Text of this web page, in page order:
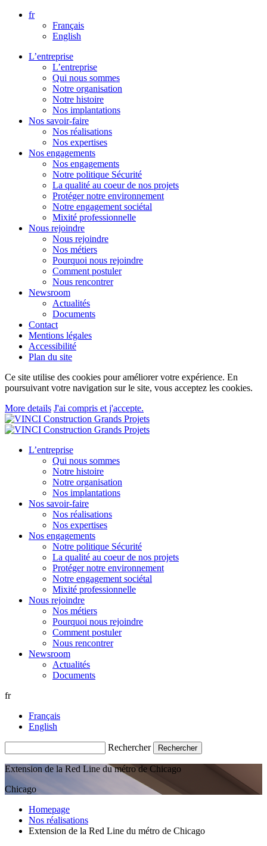
Aller
directement
fr
Français
English
L’entreprise
L’entreprise
Qui nous sommes
Notre organisation
Notre histoire
Nos implantations
Nos savoir-faire
Nos réalisations
Nos expertises
Nos engagements
Nos engagements
Notre politique Sécurité
La qualité au coeur de nos projets
Protéger notre environnement
Notre engagement sociétal
Mixité professionnelle
Nous rejoindre
Nous rejoindre
Nos métiers
Pourquoi nous rejoindre
Comment postuler
Nous rencontrer
Newsroom
Actualités
Documents
Contact
Mentions légales
Accessibilité
Plan du site
Ce site utilise des cookies pour améliorer votre expérience. En
poursuivant votre navigation sur le site, vous acceptez les cookies.
More details J'ai compris et j'accepte.
L’entreprise
Qui nous sommes
Notre histoire
Notre organisation
Nos implantations
Nos savoir-faire
Nos réalisations
Nos expertises
Nos engagements
Notre politique Sécurité
La qualité au coeur de nos projets
Protéger notre environnement
Notre engagement sociétal
Mixité professionnelle
Nous rejoindre
Nos métiers
Pourquoi nous rejoindre
Comment postuler
Nous rencontrer
Newsroom
Actualités
Documents
fr
Français
English
Rechercher
Extension de la Red Line du métro de Chicago
Chicago
Homepage
Nos réalisations
Extension de la Red Line du métro de Chicago